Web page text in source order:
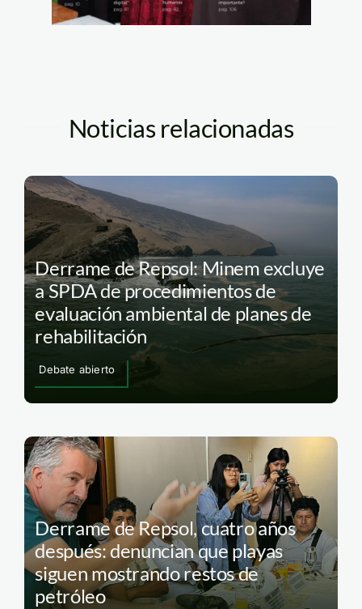
Noticias relacionadas
Derrame de Repsol: Minem excluye
a SPDA de procedimientos de
evaluación ambiental de planes de
rehabilitación
Debate abierto
Derrame de Repsol, cuatro años
después: denuncian que playas
siguen mostrando restos de
petróleo